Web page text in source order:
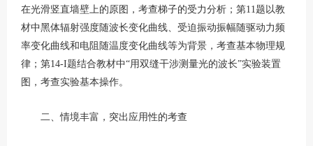
在光滑竖直墙壁上的原图，考查梯子的受力分析；第11题以教
材中黑体辐射强度随波长变化曲线、受迫振动振幅随驱动力频
率变化曲线和电阻随温度变化曲线等为背景，考查基本物理规
律；第14-I题结合教材中“用双缝干涉测量光的波长”实验装置
图，考查实验基本操作。
二、情境丰富，突出应用性的考查